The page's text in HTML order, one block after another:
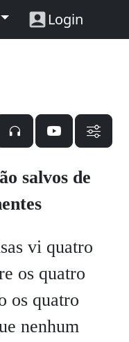
Login
salvos de
vi quatro
os quatro
os quatro
nenhum